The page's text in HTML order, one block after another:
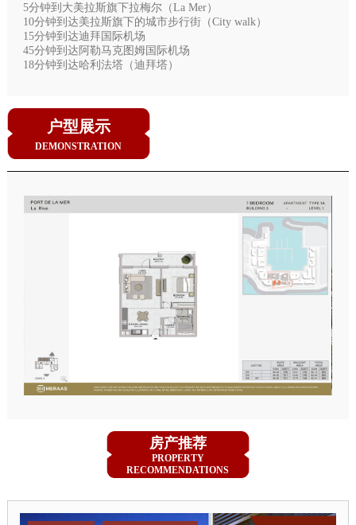
5分钟到大美拉斯旗下拉梅尔（La Mer）
10分钟到达美拉斯旗下的城市步行街（City walk）
15分钟到达迪拜国际机场
45分钟到达阿勒马克图姆国际机场
18分钟到达哈利法塔（迪拜塔）
户型展示
DEMONSTRATION
房产推荐
PROPERTY
RECOMMENDATIONS